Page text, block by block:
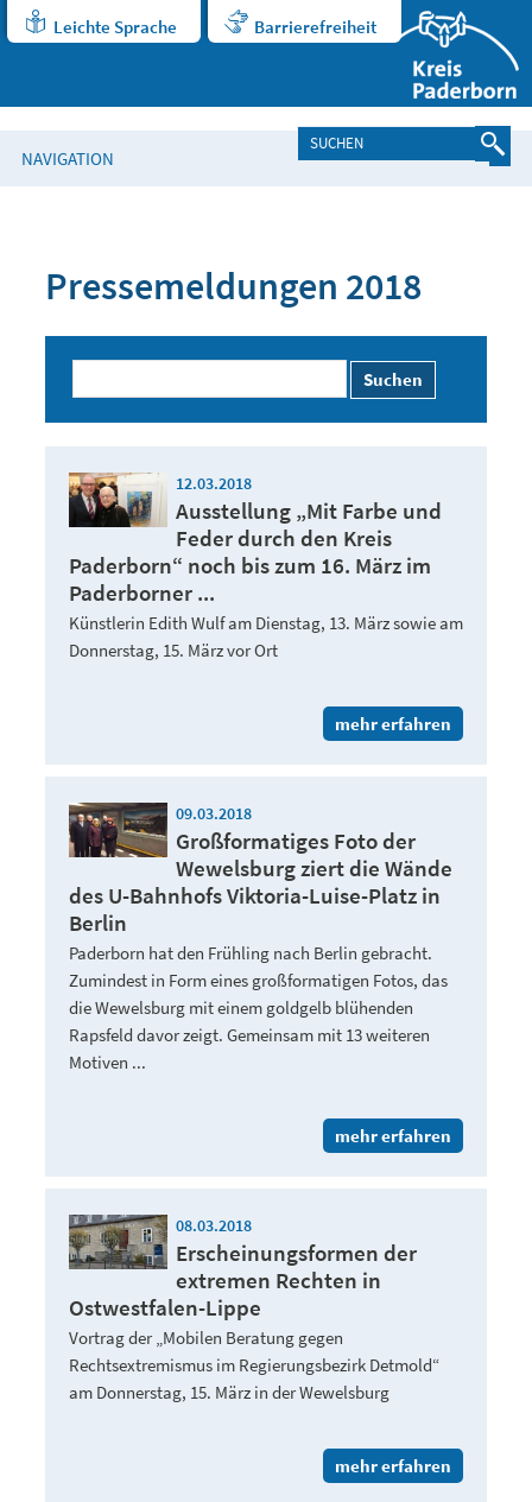
Leichte Sprache Barrierefreiheit
NAVIGATION
Pressemeldungen 2018
Suchen
12.03.2018
Ausstellung „Mit Farbe und
Feder durch den Kreis
Paderborn“ noch bis zum 16. März im
Paderborner ...
Künstlerin Edith Wulf am Dienstag, 13. März sowie am
Donnerstag, 15. März vor Ort
mehr erfahren
09.03.2018
Großformatiges Foto der
Wewelsburg ziert die Wände
des U-Bahnhofs Viktoria-Luise-Platz in
Berlin
Paderborn hat den Frühling nach Berlin gebracht.
Zumindest in Form eines großformatigen Fotos, das
die Wewelsburg mit einem goldgelb blühenden
Rapsfeld davor zeigt. Gemeinsam mit 13 weiteren
Motiven ...
mehr erfahren
08.03.2018
Erscheinungsformen der
extremen Rechten in
Ostwestfalen-Lippe
Vortrag der „Mobilen Beratung gegen
Rechtsextremismus im Regierungsbezirk Detmold“
am Donnerstag, 15. März in der Wewelsburg
mehr erfahren